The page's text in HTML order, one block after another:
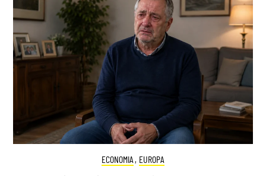
ECONOMIA , EUROPA